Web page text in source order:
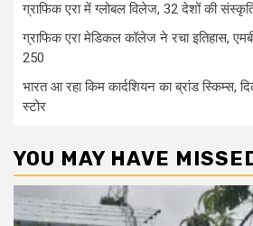
ग्राफिक एरा में ग्लोबल विलेज, 32 देशों की
ग्राफिक एरा मेडिकल कॉलेज ने रचा इतिहास,
250
भारत आ रहा किम कार्दशियन का ब्रांड स्किम्स,
स्टोर
YOU MAY HAVE